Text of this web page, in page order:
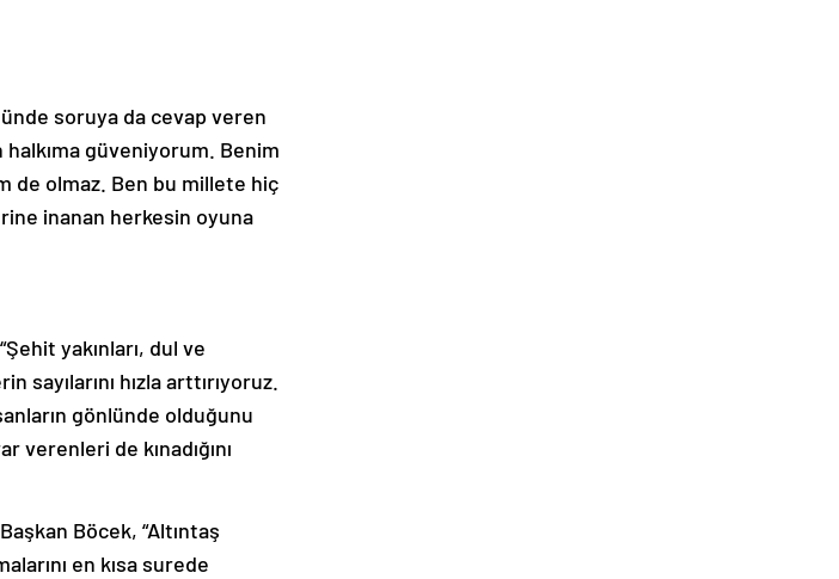
soruya da cevap veren
halkıma güveniyorum. Benim
de olmaz. Ben bu millete hiç
inanan herkesin oyuna
yakınları, dul ve
hızla arttırıyoruz.
gönlünde olduğunu
de kınadığını
Böcek, “Altıntaş
en kısa surede